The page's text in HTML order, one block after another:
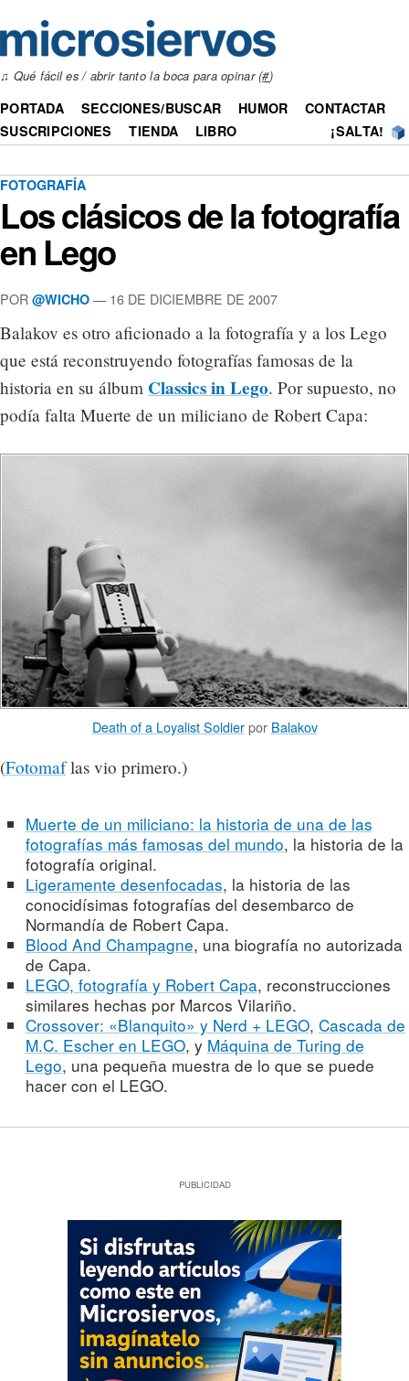
♫ Qué fácil es / abrir tanto la boca para opinar (#)
PORTADA SECCIONES/BUSCAR HUMOR
CONTACTAR
SUSCRIPCIONES
TIENDA LIBRO ¡SALTA!
FOTOGRAFÍA
Los clásicos de la fotografía
en Lego
POR @WICHO — 16 DE DICIEMBRE DE 2007
Balakov es otro aficionado a la fotografía y a los Lego
que está reconstruyendo fotografías famosas de la
historia en su álbum Classics in Lego. Por supuesto, no
podía falta Muerte de un miliciano de Robert Capa:
Death of a Loyalist Soldierpor Balakov
(Fotomaflas vio primero.)
Muerte de un miliciano: la historia de una de las
fotografías más famosas del mundo, la historia de la
fotografía original.
Ligeramente desenfocadas, la historia de las
conocidísimas fotografías del desembarco de
Normandía de Robert Capa.
Blood And Champagne, una biografía no autorizada
de Capa.
LEGO, fotografía y Robert Capa, reconstrucciones
similares hechas por Marcos Vilariño.
Crossover: «Blanquito» y Nerd + LEGO, Cascada de
M.C. Escher en LEGO, y Máquina de Turing de
Lego, una pequeña muestra de lo que se puede
hacer con el LEGO.
PUBLICIDAD